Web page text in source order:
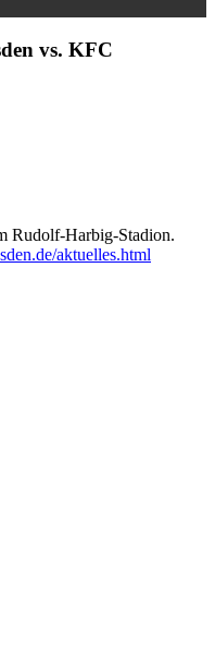
vs. KFC
Rudolf-Harbig-Stadion.
aktuelles.html